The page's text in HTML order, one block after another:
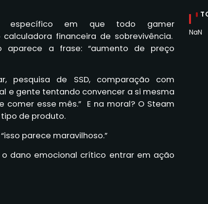
específico em que todo gamer
financeira de sobrevivência.
aparece a frase: “aumento de preço
pesquisa de SSD, comparação com
e gente tentando convencer a si mesma
comer esse mês.” E na moral? O Steam
tipo de produto.
parece maravilhoso.”
dano emocional crítico entrar em ação
NaN